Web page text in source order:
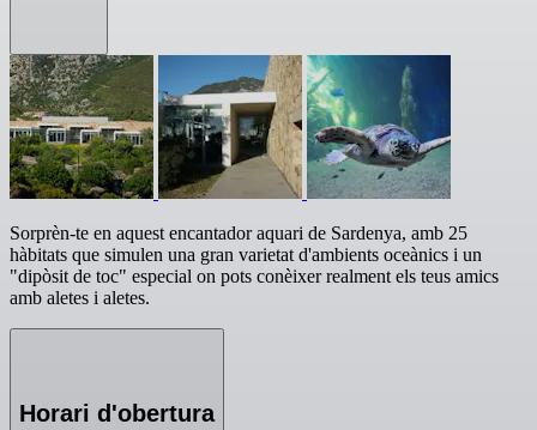
Sorprèn-te en aquest encantador aquari de Sardenya, amb 25
hàbitats que simulen una gran varietat d'ambients oceànics i un
"dipòsit de toc" especial on pots conèixer realment els teus amics
amb aletes i aletes.
Horari d'obertura